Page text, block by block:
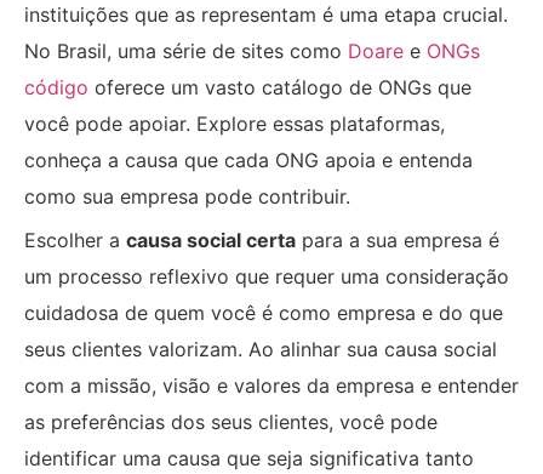
instituições que as representam é uma etapa crucial.
No Brasil, uma série de sites como Doare e ONGs
código oferece um vasto catálogo de ONGs que
você pode apoiar. Explore essas plataformas,
conheça a causa que cada ONG apoia e entenda
como sua empresa pode contribuir.
Escolher a causa social certa para a sua empresa é
um processo reflexivo que requer uma consideração
cuidadosa de quem você é como empresa e do que
seus clientes valorizam. Ao alinhar sua causa social
com a missão, visão e valores da empresa e entender
as preferências dos seus clientes, você pode
identificar uma causa que seja significativa tanto